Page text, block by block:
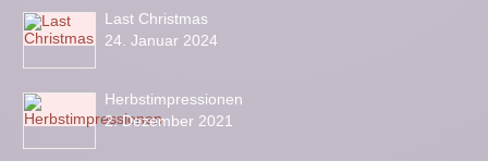
Last Christmas
24. Januar 2024
Herbstimpressionen
2. Dezember 2021